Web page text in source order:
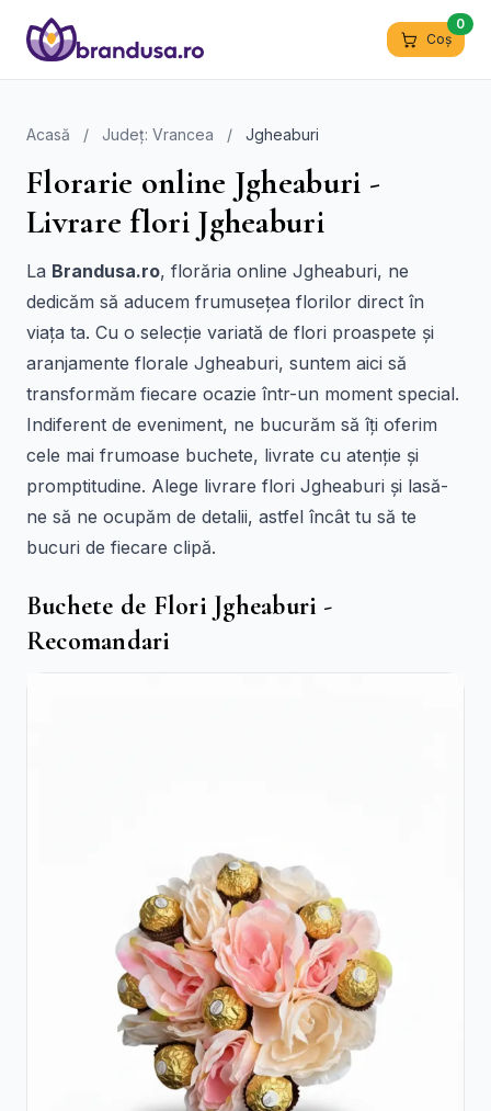
Coș
0
Acasă / Județ: Vrancea / Jgheaburi
Florarie online Jgheaburi -
Livrare flori Jgheaburi
La Brandusa.ro, florăria online Jgheaburi, ne
dedicăm să aducem frumusețea florilor direct în
viața ta. Cu o selecție variată de flori proaspete și
aranjamente florale Jgheaburi, suntem aici să
transformăm fiecare ocazie într-un moment special.
Indiferent de eveniment, ne bucurăm să îți oferim
cele mai frumoase buchete, livrate cu atenție și
promptitudine. Alege livrare flori Jgheaburi și lasă-
ne să ne ocupăm de detalii, astfel încât tu să te
bucuri de fiecare clipă.
Buchete de Flori Jgheaburi -
Recomandari